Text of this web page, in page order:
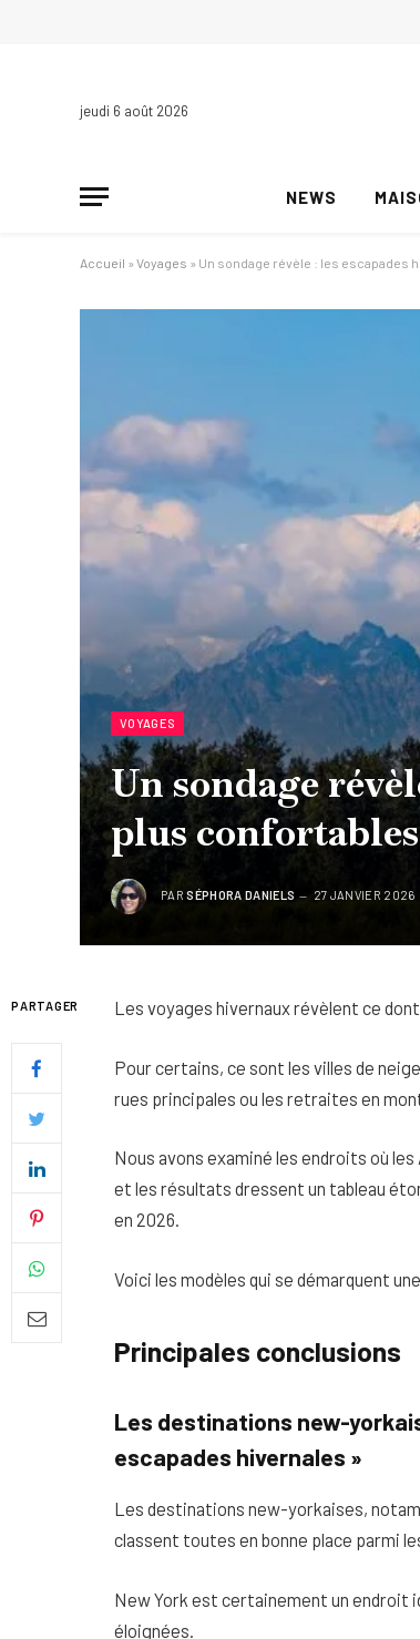
jeudi 6 août 2026
NEWS
Accueil » Voyages » Un sondage révèle : les escapades
VOYAGES
Un sondage
plus
PAR SÉPHORA DANIELS 27 JANVIER 2026
PARTAGER Les voyages hivernaux révèlent ce
Pour certains, ce sont les villes de
rues principales ou les retraites en
Nous avons examiné les endroits où
et les résultats dressent un tableau
en 2026.
Voici les modèles qui se démarquent
Principales conclusions
Les destinations new-
escapades hivernales »
Les destinations new-yorkaises,
classent toutes en bonne place parmi
New York est certainement un endroit
éloignées.
Quel soin adopter pour
26 NOVEMBRE 2025